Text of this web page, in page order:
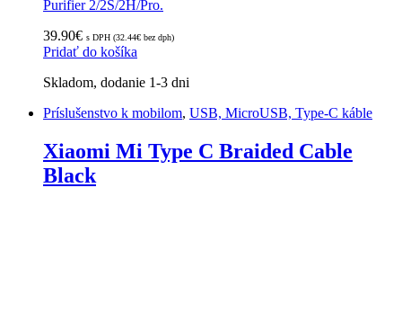
Purifier 2/2S/2H/Pro.
39.90€ s DPH (32.44€ bez dph)
Pridať do košíka
Skladom, dodanie 1-3 dni
Príslušenstvo k mobilom, USB, MicroUSB, Type-C káble
Xiaomi Mi Type C Braided Cable
Black